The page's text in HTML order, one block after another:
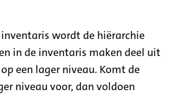
wordt de hiërarchie
in de inventaris maken deel uit
een lager niveau. Komt de
niveau voor, dan voldoen